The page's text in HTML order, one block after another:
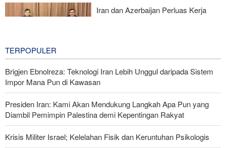
Iran dan Azerbaijan Perluas Kerja
TERPOPULER
Brigjen Ebnolreza: Teknologi Iran Lebih Unggul daripada Sistem
Impor Mana Pun di Kawasan
Presiden Iran: Kami Akan Mendukung Langkah Apa Pun yang
Diambil Pemimpin Palestina demi Kepentingan Rakyat
Krisis Militer Israel; Kelelahan Fisik dan Keruntuhan Psikologis